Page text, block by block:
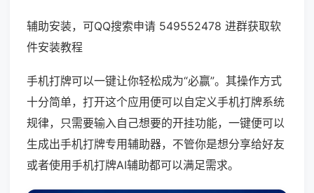
辅助安装，可QQ搜索申请 549552478 进群获取软
件安装教程
手机打牌可以一键让你轻松成为“必赢”。其操作方式
十分简单，打开这个应用便可以自定义手机打牌系统
规律，只需要输入自己想要的开挂功能，一键便可以
生成出手机打牌专用辅助器，不管你是想分享给好友
或者使用手机打牌AI辅助都可以满足需求。